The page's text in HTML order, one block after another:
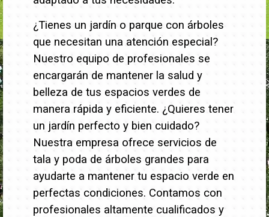
¿Tienes un jardín o parque con árboles
que necesitan una atención especial?
Nuestro equipo de profesionales se
encargarán de mantener la salud y
belleza de tus espacios verdes de
manera rápida y eficiente. ¿Quieres tener
un jardín perfecto y bien cuidado?
Nuestra empresa ofrece servicios de
tala y poda de árboles grandes para
ayudarte a mantener tu espacio verde en
perfectas condiciones. Contamos con
profesionales altamente cualificados y